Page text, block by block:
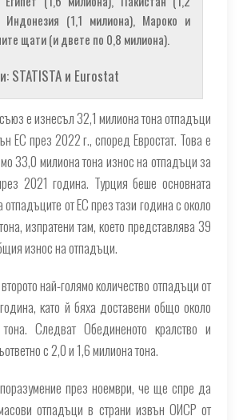
Индонезия (1,1 милиона), Мароко и
щати (и двете по 0,8 милиона).
STATISTA и Eurostat
е изнесъл 32,1 милиона тона отпадъци
ЕС през 2022 г., според Евростат. Това е
33,0 милиона тона износ на отпадъци за
2021 година. Турция беше основната
от ЕС през тази година с около
изпратени там, което представлява 39
износ на отпадъци.
най-голямо количество отпадъци от
като й бяха доставени общо около
Следват Обединеното кралство и
с 2,0 и 1,6 милиона тона.
през ноември, че ще спре да
отпадъци в страни извън ОИСР от